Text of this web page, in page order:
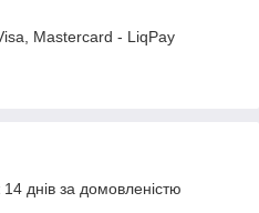
Mastercard - LiqPay
днів за домовленістю